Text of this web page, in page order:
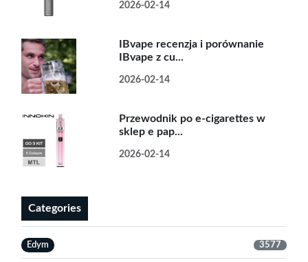
2026-02-14
IBvape recenzja i porównanie
IBvape z cu...
2026-02-14
Przewodnik po e-cigarettes w
sklep e pap...
2026-02-14
Categories
Edym 3577